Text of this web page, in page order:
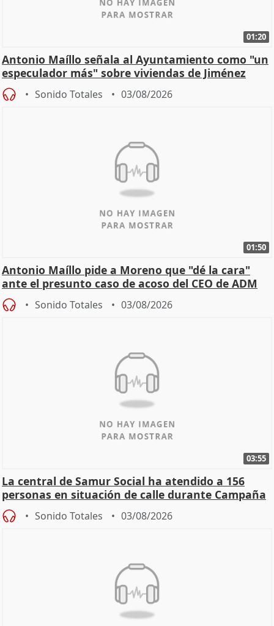
01:20
Antonio Maíllo señala al Ayuntamiento como "un
especulador más" sobre viviendas de Jiménez
Becerril
Sonido Totales 03/08/2026
01:50
Antonio Maíllo pide a Moreno que "dé la cara"
ante el presunto caso de acoso del CEO de ADM
Sonido Totales 03/08/2026
03:55
La central de Samur Social ha atendido a 156
personas en situación de calle durante Campaña
de Calor
Sonido Totales 03/08/2026